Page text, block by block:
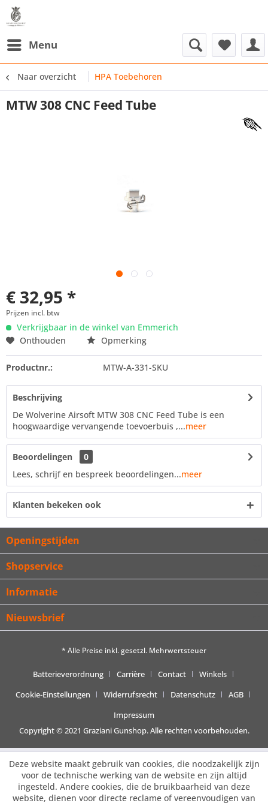
Menu
Naar overzicht HPA Toebehoren
MTW 308 CNC Feed Tube
€ 32,95 *
Prijzen incl. btw
Verkrijgbaar in de winkel van Emmerich
Onthouden
Opmerking
Productnr.: MTW-A-331-SKU
Beschrijving
De Wolverine Airsoft MTW 308 CNC Feed Tube is een
hoogwaardige vervangende toevoerbuis ,...meer
Beoordelingen
0
Lees, schrijf en bespreek beoordelingen...meer
Klanten bekeken ook
Openingstijden
Shopservice
Informatie
Nieuwsbrief
* Alle Preise inkl. gesetzl. Mehrwertsteuer
Batterieverordnung Carrière Contact
Winkels
Cookie-Einstellungen
Widerrufsrecht Datenschutz
AGB
Impressum
Copyright © 2021 Graziani Gunshop. Alle rechten voorbehouden.
Deze website maakt gebruik van cookies, die noodzakelijk zijn
voor de technische werking van de website en zijn altijd
ingesteld. Andere cookies, die de bruikbaarheid van deze
website, dienen voor directe reclame of vereenvoudigen van